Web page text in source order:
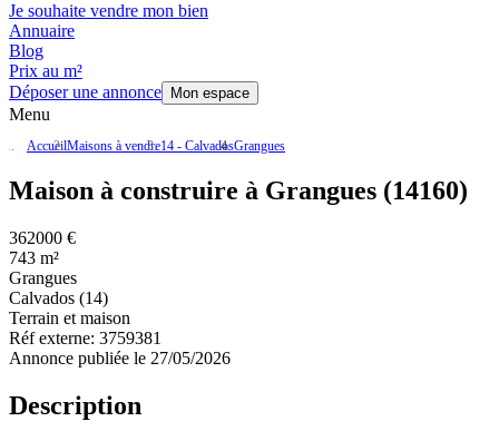
Je souhaite vendre mon bien
Annuaire
Blog
Prix au m²
Déposer une annonce
Mon espace
Menu
AccueilMaisons à vendre14 - CalvadosGrangues
Maison à construire à Grangues (14160)
362000 €
743 m²
Grangues
Calvados (14)
Terrain et maison
Réf externe: 3759381
Annonce publiée le 27/05/2026
Description